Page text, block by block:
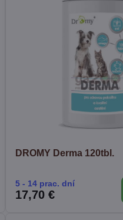
DROMY Derma 120tbl.
5 - 14 prac. dní
17,70 €